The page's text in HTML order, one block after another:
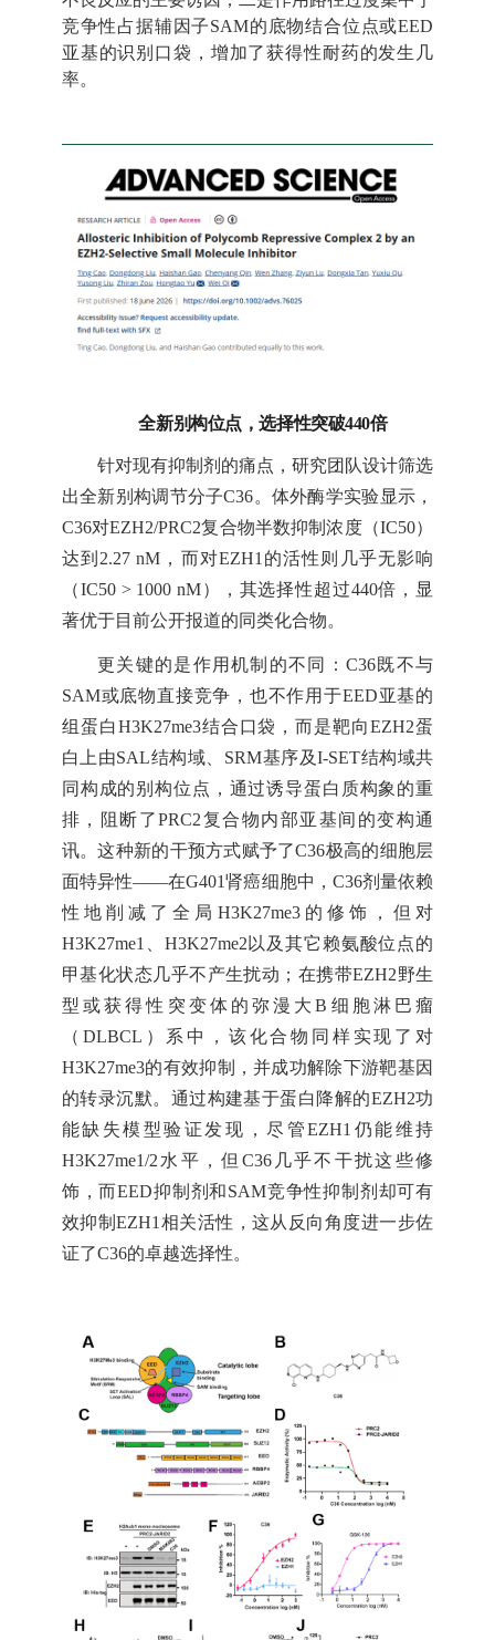
竞争性占据辅因子SAM的底物结合位点或EED
亚基的识别口袋，增加了获得性耐药的发生几
率。
全新别构位点，选择性突破440倍
针对现有抑制剂的痛点，研究团队设计筛选
出全新别构调节分子C36。体外酶学实验显示，
C36对EZH2/PRC2复合物半数抑制浓度（IC50）
达到2.27 nM，而对EZH1的活性则几乎无影响
（IC50 > 1000 nM），其选择性超过440倍，显
著优于目前公开报道的同类化合物。
更关键的是作用机制的不同：C36既不与
SAM或底物直接竞争，也不作用于EED亚基的
组蛋白H3K27me3结合口袋，而是靶向EZH2蛋
白上由SAL结构域、SRM基序及I-SET结构域共
同构成的别构位点，通过诱导蛋白质构象的重
排，阻断了PRC2复合物内部亚基间的变构通
讯。这种新的干预方式赋予了C36极高的细胞层
面特异性——在G401肾癌细胞中，C36剂量依赖
性地削减了全局H3K27me3的修饰，但对
H3K27me1、H3K27me2以及其它赖氨酸位点的
甲基化状态几乎不产生扰动；在携带EZH2野生
型或获得性突变体的弥漫大B细胞淋巴瘤
（DLBCL）系中，该化合物同样实现了对
H3K27me3的有效抑制，并成功解除下游靶基因
的转录沉默。通过构建基于蛋白降解的EZH2功
能缺失模型验证发现，尽管EZH1仍能维持
H3K27me1/2水平，但C36几乎不干扰这些修
饰，而EED抑制剂和SAM竞争性抑制剂却可有
效抑制EZH1相关活性，这从反向角度进一步佐
证了C36的卓越选择性。